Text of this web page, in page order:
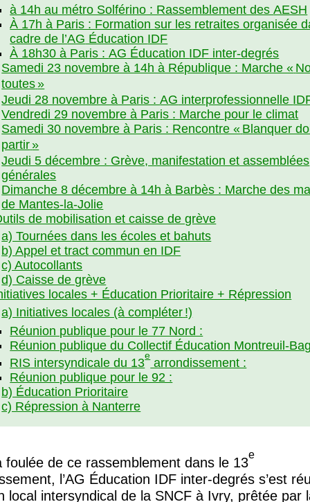
à 14h au métro Solférino : Rassemblement desAESH
À 17h à Paris : Formation sur les retraites organisée
cadre de l’AG Éducation IDF
À 18h30 à Paris :AG Éducation IDF inter-degrés
Samedi 23 novembre à 14h à République : Marche «
toutes »
Jeudi 28 novembre à Paris :AG interprofessionnelle
Vendredi 29 novembre à Paris : Marche pour le climat
Samedi 30 novembre à Paris : Rencontre « Blanquer
partir »
Jeudi 5 décembre : Grève, manifestation et assemblées
générales
Dimanche 8 décembre à 14h à Barbès : Marche des
de Mantes-la-Jolie
de mobilisation et caisse de grève
a) Tournées dans les écoles et bahuts
b) Appel et tract commun en IDF
c) Autocollants
d) Caisse de grève
locales + Éducation Prioritaire + Répression
a) Initiatives locales (à compléter !)
Réunion publique pour le 77 Nord :
Réunion publique du Collectif Éducation Montreuil-
RIS intersyndicale du 13
e
arrondissement :
Réunion publique pour le 92 :
b) Éducation Prioritaire
c) Répression à Nanterre
foulée de ce rassemblement dans le 13
e
l’AG Éducation IDF inter-degrés s’est
local intersyndical de la SNCF à Ivry, prêtée par